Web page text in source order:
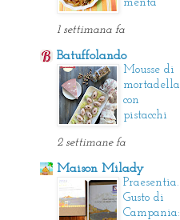
menta
1 settimana fa
Batuffolando
Mousse di
mortadella
con
pistacchi
2 settimane fa
Maison Milady
Praesentia.
Gusto di
Campania: